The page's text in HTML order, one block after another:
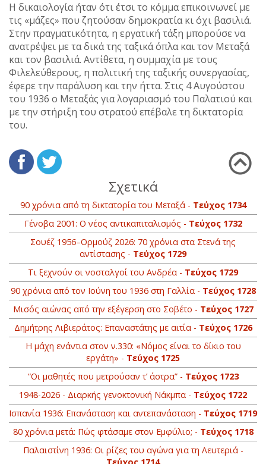
Η δικαιολογία ήταν ότι έτσι το κόμμα επικοινωνεί με
τις «μάζες» που ζητούσαν δημοκρατία κι όχι βασιλιά.
Στην πραγματικότητα, η εργατική τάξη μπορούσε να
ανατρέψει με τα δικά της ταξικά όπλα και τον Μεταξά
και τον βασιλιά. Αντίθετα, η συμμαχία με τους
Φιλελεύθερους, η πολιτική της ταξικής συνεργασίας,
έφερε την παράλυση και την ήττα. Στις 4 Αυγούστου
του 1936 ο Μεταξάς για λογαριασμό του Παλατιού και
με την στήριξη του στρατού επέβαλε τη δικτατορία
του.
Σχετικά
90 χρόνια από τη δικτατορία του Μεταξά - Τεύχος 1734
Γένοβα 2001: Ο νέος αντικαπιταλισμός - Τεύχος 1732
Σουέζ 1956–Ορμούζ 2026: 70 χρόνια στα Στενά της
αντίστασης - Τεύχος 1729
Τι ξεχνούν οι νοσταλγοί του Ανδρέα - Τεύχος 1729
90 χρόνια από τον Ιούνη του 1936 στη Γαλλία - Τεύχος 1728
Mισός αιώνας από την εξέγερση στο Σοβέτο - Τεύχος 1727
Δημήτρης Λιβιεράτος: Επαναστάτης με αιτία - Τεύχος 1726
Η μάχη ενάντια στον ν.330: «Νόμος είναι το δίκιο του
εργάτη» - Τεύχος 1725
“Οι μαθητές που μετρούσαν τ’ άστρα” - Τεύχος 1723
1948-2026 - Διαρκής γενοκτονική Νάκμπα - Τεύχος 1722
Ισπανία 1936: Επανάσταση και αντεπανάσταση - Τεύχος 1719
80 χρόνια μετά: Πώς φτάσαμε στον Εμφύλιo; - Τεύχος 1718
Παλαιστίνη 1936: Οι ρίζες του αγώνα για τη Λευτεριά -